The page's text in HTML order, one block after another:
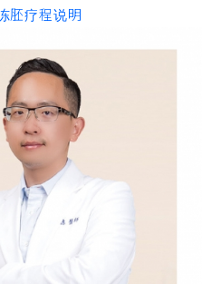
胚疗程说明